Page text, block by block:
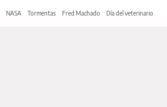
NASA Tormentas Fred Machado Día del veterinario